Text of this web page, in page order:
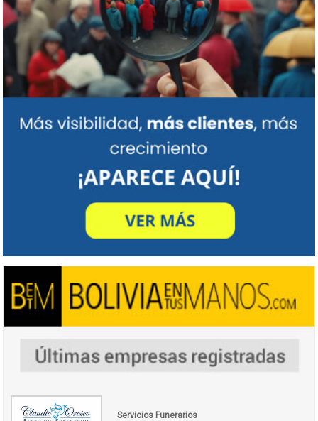
Servicios Funerarios